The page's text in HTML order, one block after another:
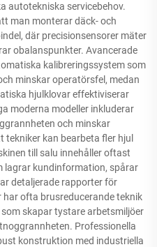
autotekniska servicebehov.
man monterar däck- och
där precisionsensorer mäter
obalanspunkter. Avancerade
kalibreringssystem som
minskar operatörsfel, medan
hjulklovar effektiviserar
moderna modeller inkluderar
och minskar
tekniker kan bearbeta fler hjul
till salu innehåller oftast
lagrar kundinformation, spårar
detaljerade rapporter för
har ofta brusreducerande teknik
skapar tystare arbetsmiljöer
Professionella
konstruktion med industriella